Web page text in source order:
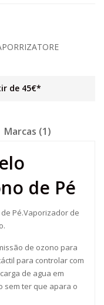
de 45€*
Marcas (1)
de Pé
Pé.Vaporizador de
de ozono para
para controlar com
de agua em
sem ter que apara o